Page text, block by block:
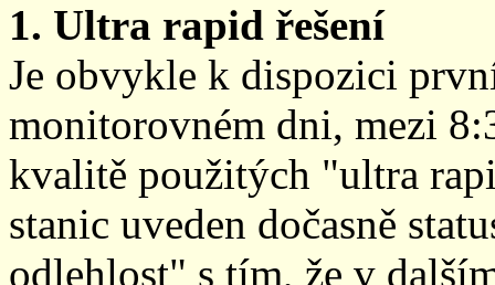
1. Ultra rapid řešení
Je obvykle k dispozici
monitorovném dni, mezi
kvalitě použitých "ultra
stanic uveden dočasně
odlehlost" s tím, že v